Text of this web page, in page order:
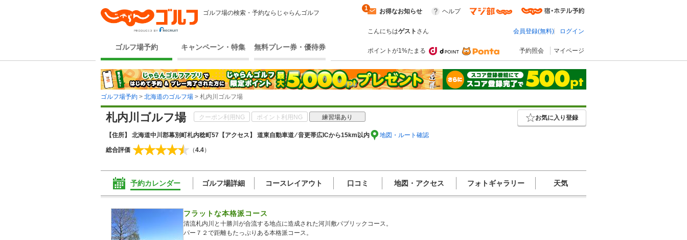
ゴルフ場の検索・予約ならじゃらんゴルフ
ゴルフ場予約 キャンペーン・特集 無料プレー券・優待券
お得なお知らせ
1 ヘルプ
こんにちはゲスト さん 会員登録(無料) ログイン
ポイントが1%たまる 予約照会 マイページ
ゴルフ場予約 > 北海道のゴルフ場 > 札内川ゴルフ場
札内川ゴルフ場 クーポン利用NG ポイント利用NG 練習場あり お気に入り登録
【住所】 北海道中川郡幕別町札内稔町57 【アクセス】 道東自動車道 ⁄ 音更帯広ICから15km以内 地図・ルート確認
総合評価 （4.4）
予約カレンダー ゴルフ場詳細 コースレイアウト 口コミ 地図・アクセス フォトギャラリー 天気
フラットな本格派コース
清流札内川と十勝川が合流する地点に造成された河川敷パブリックコース。
パー７２で距離もたっぷりある本格派コース。